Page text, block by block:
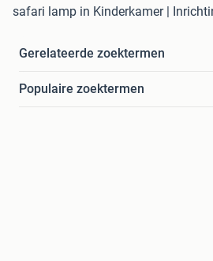
safari lamp in Kinderkamer |
Gerelateerde zoektermen
Populaire zoektermen